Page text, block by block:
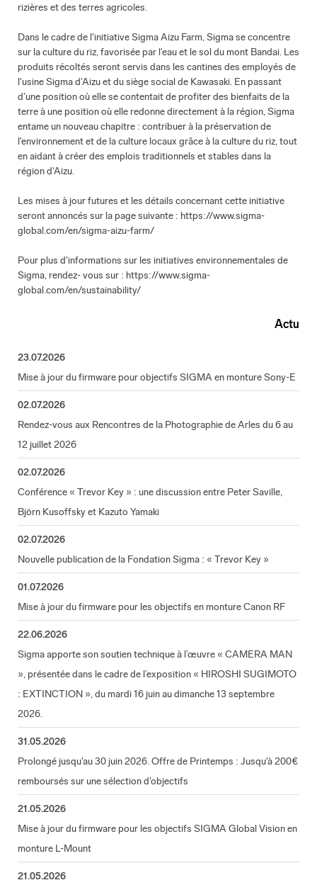
rizières et des terres agricoles.
Dans le cadre de l'initiative Sigma Aizu Farm, Sigma se concentre
sur la culture du riz, favorisée par l'eau et le sol du mont Bandai. Les
produits récoltés seront servis dans les cantines des employés de
l'usine Sigma d'Aizu et du siège social de Kawasaki. En passant
d'une position où elle se contentait de profiter des bienfaits de la
terre à une position où elle redonne directement à la région, Sigma
entame un nouveau chapitre : contribuer à la préservation de
l'environnement et de la culture locaux grâce à la culture du riz, tout
en aidant à créer des emplois traditionnels et stables dans la
région d'Aizu.
Les mises à jour futures et les détails concernant cette initiative
seront annoncés sur la page suivante : https://www.sigma-
global.com/en/sigma-aizu-farm/
Pour plus d'informations sur les initiatives environnementales de
Sigma, rendez- vous sur : https://www.sigma-
global.com/en/sustainability/
Actu
23.07.2026
Mise à jour du firmware pour objectifs SIGMA en monture Sony-E
02.07.2026
Rendez-vous aux Rencontres de la Photographie de Arles du 6 au
12 juillet 2026
02.07.2026
Conférence « Trevor Key » : une discussion entre Peter Saville,
Björn Kusoffsky et Kazuto Yamaki
02.07.2026
Nouvelle publication de la Fondation Sigma : « Trevor Key »
01.07.2026
Mise à jour du firmware pour les objectifs en monture Canon RF
22.06.2026
Sigma apporte son soutien technique à l’œuvre « CAMERA MAN
», présentée dans le cadre de l’exposition « HIROSHI SUGIMOTO
: EXTINCTION », du mardi 16 juin au dimanche 13 septembre
2026.
31.05.2026
Prolongé jusqu'au 30 juin 2026. Offre de Printemps : Jusqu'à 200€
remboursés sur une sélection d'objectifs
21.05.2026
Mise à jour du firmware pour les objectifs SIGMA Global Vision en
monture L-Mount
21.05.2026